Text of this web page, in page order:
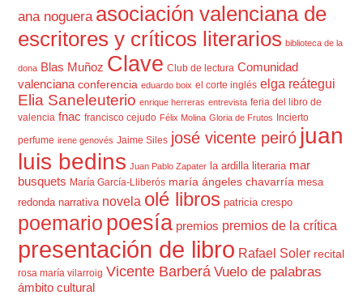
ana noguera asociación valenciana de
escritores y críticos literarios biblioteca de la
dona Blas Muñoz Clave Club de lectura Comunidad
valenciana conferencia eduardo boix el corte inglés elga reátegui
Elia Saneleuterio enrique herreras entrevista feria del libro de
valencia fnac francisco cejudo Félix Molina Gloria de Frutos Incierto
perfume irene genovés Jaime Siles josé vicente peiró juan
luis bedins Juan Pablo Zapater la ardilla literaria mar
busquets María García-Lliberós maría ángeles chavarría mesa
redonda narrativa novela olé libros patricia crespo
poemario poesía premios premios de la crítica
presentación de libro Rafael Soler recital
rosa maría vilarroig Vicente Barberá Vuelo de palabras
ámbito cultural